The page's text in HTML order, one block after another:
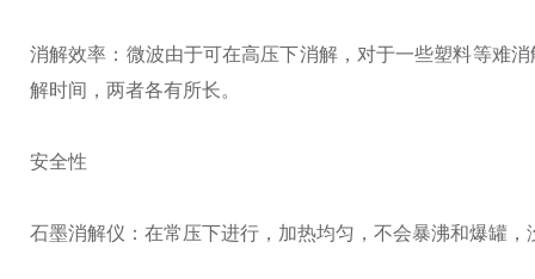
消解效率：微波由于可在高压下消解，对于一些塑料等难
解时间，两者各有所长。
安全性
石墨消解仪：在常压下进行，加热均匀，不会暴沸和爆罐，